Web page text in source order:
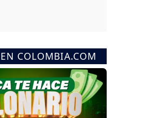
COLOMBIA.COM